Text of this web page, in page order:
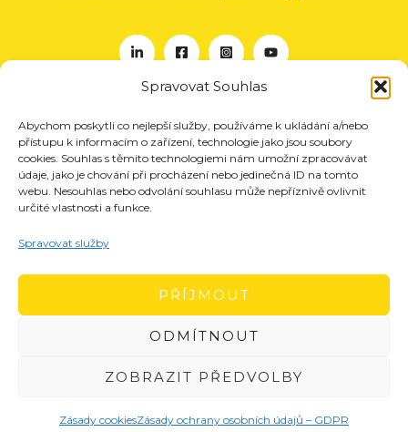
Spravovat Souhlas
Abychom poskytli co nejlepší služby, používáme k ukládání a/nebo
přístupu k informacím o zařízení, technologie jako jsou soubory
cookies. Souhlas s těmito technologiemi nám umožní zpracovávat
údaje, jako je chování při procházení nebo jedinečná ID na tomto
webu. Nesouhlas nebo odvolání souhlasu může nepříznivě ovlivnit
určité vlastnosti a funkce.
Spravovat služby
PŘÍJMOUT
ODMÍTNOUT
ZOBRAZIT PŘEDVOLBY
Zásady cookiesZásady ochrany osobních údajů – GDPR
O nás
Projekty
Členství
Kontakt